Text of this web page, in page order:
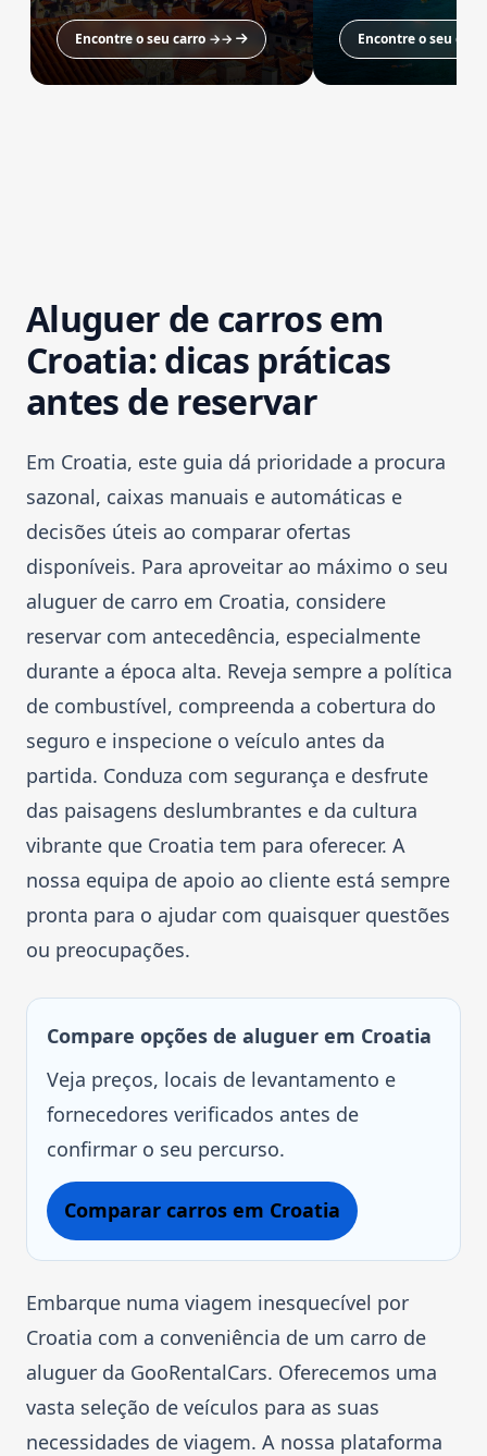
Encontre o seu carro →→ Encontre o seu
Aluguer de carros em
Croatia: dicas práticas
antes de reservar
Em Croatia, este guia dá prioridade a procura
sazonal, caixas manuais e automáticas e
decisões úteis ao comparar ofertas
disponíveis. Para aproveitar ao máximo o seu
aluguer de carro em Croatia, considere
reservar com antecedência, especialmente
durante a época alta. Reveja sempre a política
de combustível, compreenda a cobertura do
seguro e inspecione o veículo antes da
partida. Conduza com segurança e desfrute
das paisagens deslumbrantes e da cultura
vibrante que Croatia tem para oferecer. A
nossa equipa de apoio ao cliente está sempre
pronta para o ajudar com quaisquer questões
ou preocupações.
Compare opções de aluguer em Croatia
Veja preços, locais de levantamento e
fornecedores verificados antes de
confirmar o seu percurso.
Comparar carros em Croatia
Embarque numa viagem inesquecível por
Croatia com a conveniência de um carro de
aluguer da GooRentalCars. Oferecemos uma
vasta seleção de veículos para as suas
necessidades de viagem. A nossa plataforma